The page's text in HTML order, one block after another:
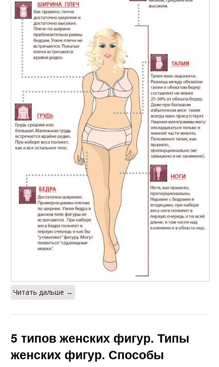
Читать дальше →
5 типов женских фигур. Типы
женских фигур. Способы